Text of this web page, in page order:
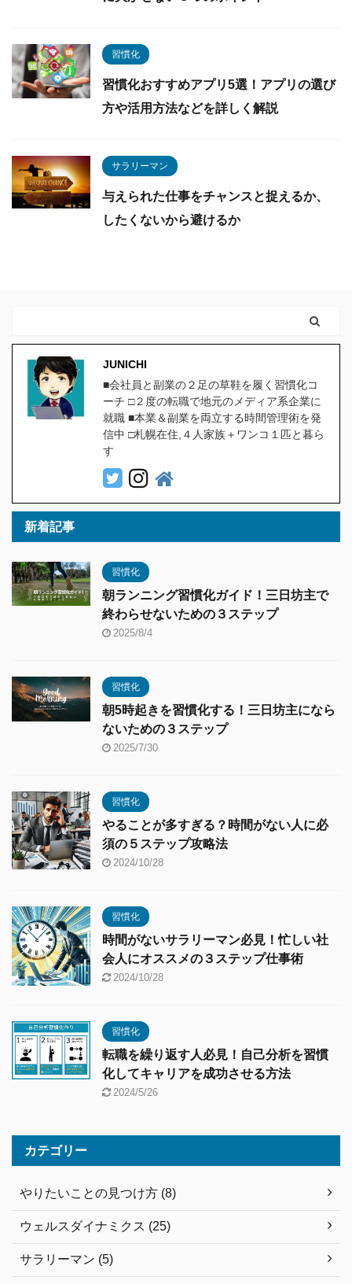
習慣化
習慣化おすすめアプリ5選！アプリの選び
方や活用方法などを詳しく解説
サラリーマン
与えられた仕事をチャンスと捉えるか、
したくないから避けるか
JUNICHI
■会社員と副業の２足の草鞋を履く習慣化コ
ーチ □２度の転職で地元のメディア系企業に
就職 ■本業＆副業を両立する時間管理術を発
信中 □札幌在住,４人家族＋ワンコ１匹と暮ら
す
新着記事
習慣化
朝ランニング習慣化ガイド！三日坊主で
終わらせないための３ステップ
2025/8/4
習慣化
朝5時起きを習慣化する！三日坊主になら
ないための３ステップ
2025/7/30
習慣化
やることが多すぎる？時間がない人に必
須の５ステップ攻略法
2024/10/28
習慣化
時間がないサラリーマン必見！忙しい社
会人にオススメの３ステップ仕事術
2024/10/28
習慣化
転職を繰り返す人必見！自己分析を習慣
化してキャリアを成功させる方法
2024/5/26
カテゴリー
やりたいことの見つけ方 (8)
ウェルスダイナミクス (25)
サラリーマン (5)